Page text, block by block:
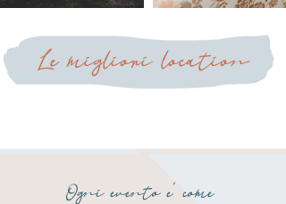
Ogni evento e' come
Le migliori location